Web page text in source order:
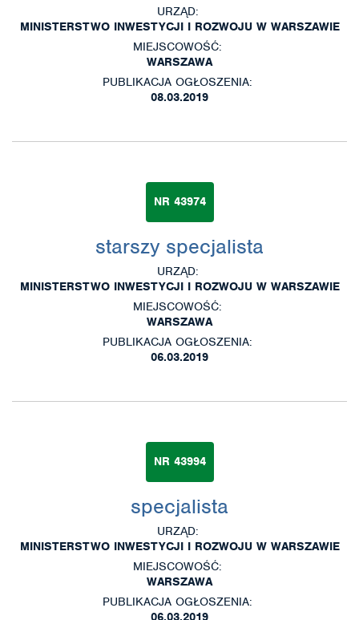
URZĄD:
MINISTERSTWO INWESTYCJI I ROZWOJU W WARSZAWIE
MIEJSCOWOŚĆ:
WARSZAWA
PUBLIKACJA OGŁOSZENIA:
08.03.2019
NR 43974
starszy specjalista
URZĄD:
MINISTERSTWO INWESTYCJI I ROZWOJU W WARSZAWIE
MIEJSCOWOŚĆ:
WARSZAWA
PUBLIKACJA OGŁOSZENIA:
06.03.2019
NR 43994
specjalista
URZĄD:
MINISTERSTWO INWESTYCJI I ROZWOJU W WARSZAWIE
MIEJSCOWOŚĆ:
WARSZAWA
PUBLIKACJA OGŁOSZENIA:
06.03.2019